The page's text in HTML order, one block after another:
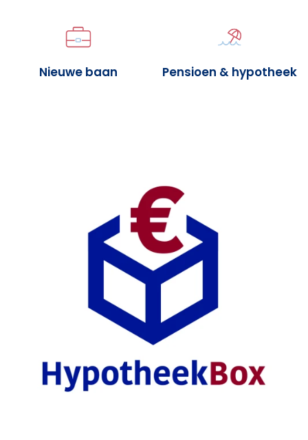
Nieuwe baan Pensioen & hypotheek